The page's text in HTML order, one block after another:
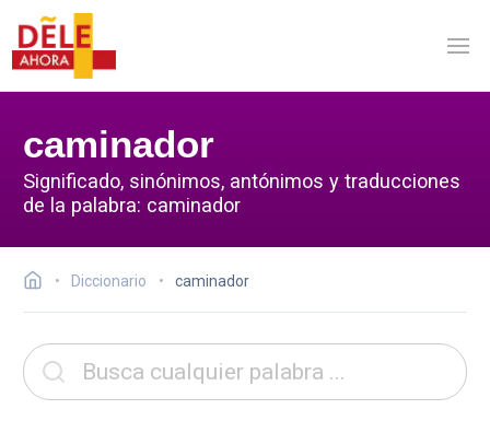
caminador
Significado, sinónimos, antónimos y traducciones
de la palabra: caminador
Diccionario caminador